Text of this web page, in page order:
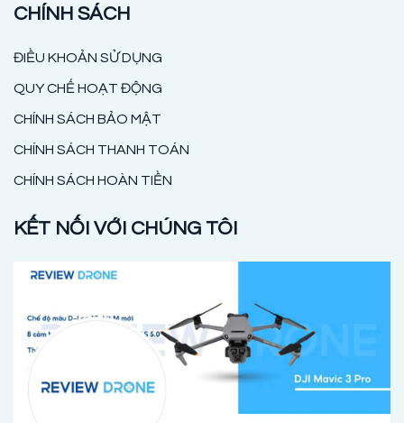
CHÍNH SÁCH
ĐIỀU KHOẢN SỬ DỤNG
QUY CHẾ HOẠT ĐỘNG
CHÍNH SÁCH BẢO MẬT
CHÍNH SÁCH THANH TOÁN
CHÍNH SÁCH HOÀN TIỀN
KẾT NỐI VỚI CHÚNG TÔI